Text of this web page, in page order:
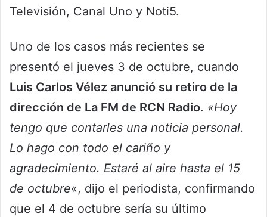
Televisión, Canal Uno y Noti5.
Uno de los casos más recientes se
presentó el jueves 3 de octubre, cuando
Luis Carlos Vélez anunció su retiro de la
dirección de La FM de RCN Radio. «Hoy
tengo que contarles una noticia personal.
Lo hago con todo el cariño y
agradecimiento. Estaré al aire hasta el 15
de octubre«, dijo el periodista, confirmando
que el 4 de octubre sería su último